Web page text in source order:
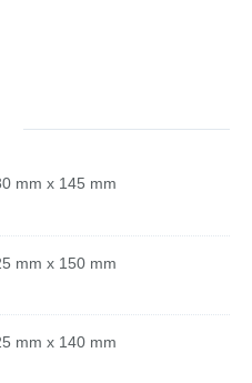
mm x 145 mm
mm x 150 mm
mm x 140 mm